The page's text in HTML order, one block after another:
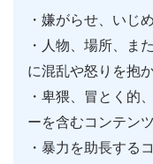
・嫌がらせ、いじ
・人物、場所、ま
に混乱や怒りを抱
・卑猥、冒とく的
ーを含むコンテンツ
・暴力を助長する